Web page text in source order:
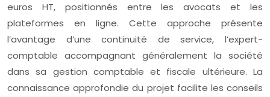
euros HT, positionnés entre les avocats et les
plateformes en ligne. Cette approche présente
l’avantage d’une continuité de service, l’expert-
comptable accompagnant généralement la société
dans sa gestion comptable et fiscale ultérieure. La
connaissance approfondie du projet facilite les conseils